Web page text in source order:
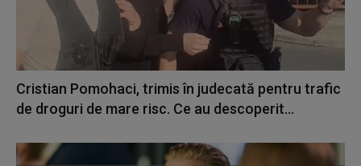
Cristian Pomohaci, trimis în judecată pentru trafic
de droguri de mare risc. Ce au descoperit...